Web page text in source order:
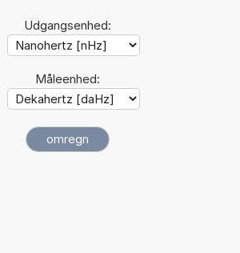
Udgangsenhed:
Måleenhed: